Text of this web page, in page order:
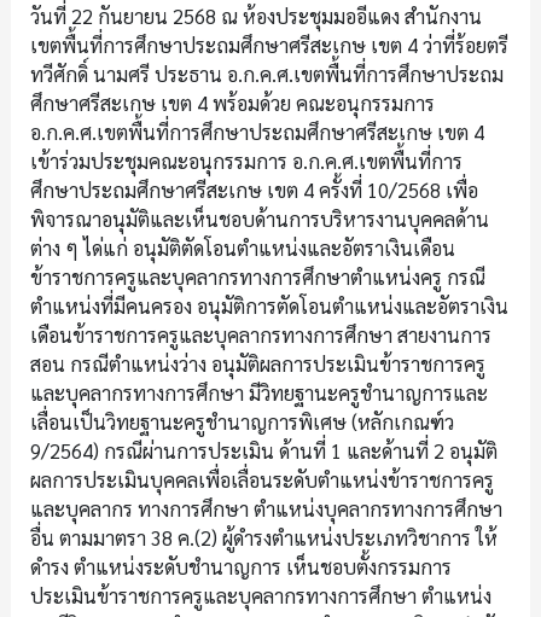
วันที่ 22 กันยายน 2568 ณ ห้องประชุมมออีแดง สำนักงาน
เขตพื้นที่การศึกษาประถมศึกษาศรีสะเกษ เขต 4 ว่าที่ร้อยตรี
ทวีศักดิ์ นามศรี ประธาน อ.ก.ค.ศ.เขตพื้นที่การศึกษาประถม
ศึกษาศรีสะเกษ เขต 4 พร้อมด้วย คณะอนุกรรมการ
อ.ก.ค.ศ.เขตพื้นที่การศึกษาประถมศึกษาศรีสะเกษ เขต 4
เข้าร่วมประชุมคณะอนุกรรมการ อ.ก.ค.ศ.เขตพื้นที่การ
ศึกษาประถมศึกษาศรีสะเกษ เขต 4 ครั้งที่ 10/2568 เพื่อ
พิจารณาอนุมัติและเห็นชอบด้านการบริหารงานบุคคลด้าน
ต่าง ๆ ได่แก่ อนุมัติตัดโอนตำแหน่งและอัตราเงินเดือน
ข้าราชการครูและบุคลากรทางการศึกษาตำแหน่งครู กรณี
ตำแหน่งที่มีคนครอง อนุมัติการตัดโอนตำแหน่งและอัตราเงิน
เดือนข้าราชการครูและบุคลากรทางการศึกษา สายงานการ
สอน กรณีตำแหน่งว่าง อนุมัติผลการประเมินข้าราชการครู
และบุคลากรทางการศึกษา มีวิทยฐานะครูชำนาญการและ
เลื่อนเป็นวิทยฐานะครูชำนาญการพิเศษ (หลักเกณฑ์ว
9/2564) กรณีผ่านการประเมิน ด้านที่ 1 และด้านที่ 2 อนุมัติ
ผลการประเมินบุคคลเพื่อเลื่อนระดับตำแหน่งข้าราชการครู
และบุคลากร ทางการศึกษา ตำแหน่งบุคลากรทางการศึกษา
อื่น ตามมาตรา 38 ค.(2) ผู้ดำรงตำแหน่งประเภทวิชาการ ให้
ดำรง ตำแหน่งระดับชำนาญการ เห็นชอบตั้งกรรมการ
ประเมินข้าราชการครูและบุคลากรทางการศึกษา ตำแหน่ง